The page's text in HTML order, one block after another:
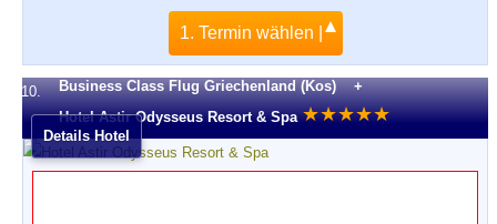
1. Termin wählen |
10.
Business Class Flug Griechenland (Kos) +
Hotel Astir Odysseus Resort & Spa ★★★★★
Details Hotel